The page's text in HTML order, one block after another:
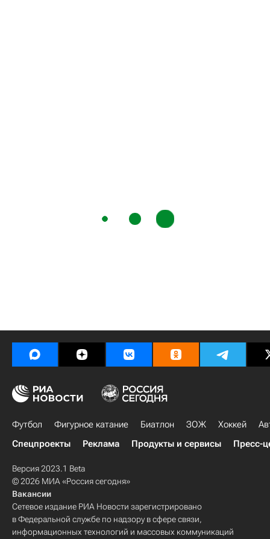
Футбол Фигурное катание Биатлон ЗОЖ Хоккей
Спецпроекты
Реклама Продукты и сервисы Пресс-
Версия 2023.1 Beta
© 2026 МИА «Россия сегодня»
Вакансии
Сетевое издание РИА Новости зарегистрировано
в Федеральной службе по надзору в сфере связи,
информационных технологий и массовых коммуникаций